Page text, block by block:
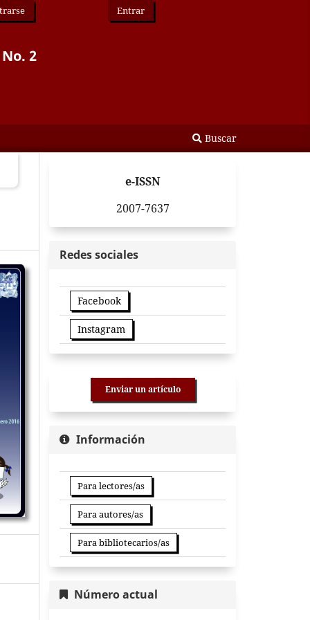
2
Buscar
Entrar
e-ISSN
2007-7637
Redes sociales
Facebook
Instagram
Enviar un artículo
Información
Para lectores/as
Para autores/as
Para bibliotecarios/as
Número actual